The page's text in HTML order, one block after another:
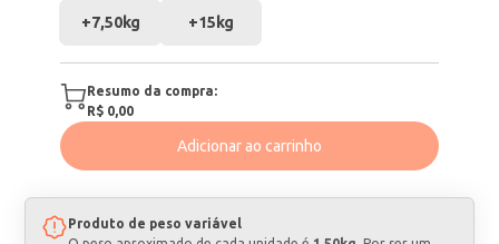
+7,50kg +15kg
Resumo da compra:
R$ 0,00
Adicionar ao carrinho
Produto de peso variável